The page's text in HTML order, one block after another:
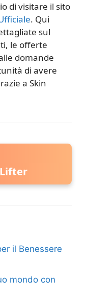
di visitare il sito
. Qui
sul
le offerte
domande
di avere
a Skin
il Benessere
mondo con